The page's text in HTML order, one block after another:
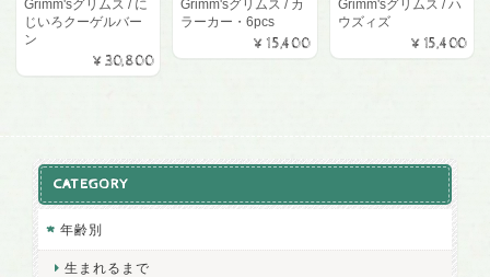
Grimm'sグリムス / に
じいろクーゲルバー
ン
¥30,800
Grimm'sグリムス / カ
ラーカー・6pcs
¥15,400
Grimm'sグリムス / ハ
ウズィズ
¥15,400
CATEGORY
年齢別
生まれるまで